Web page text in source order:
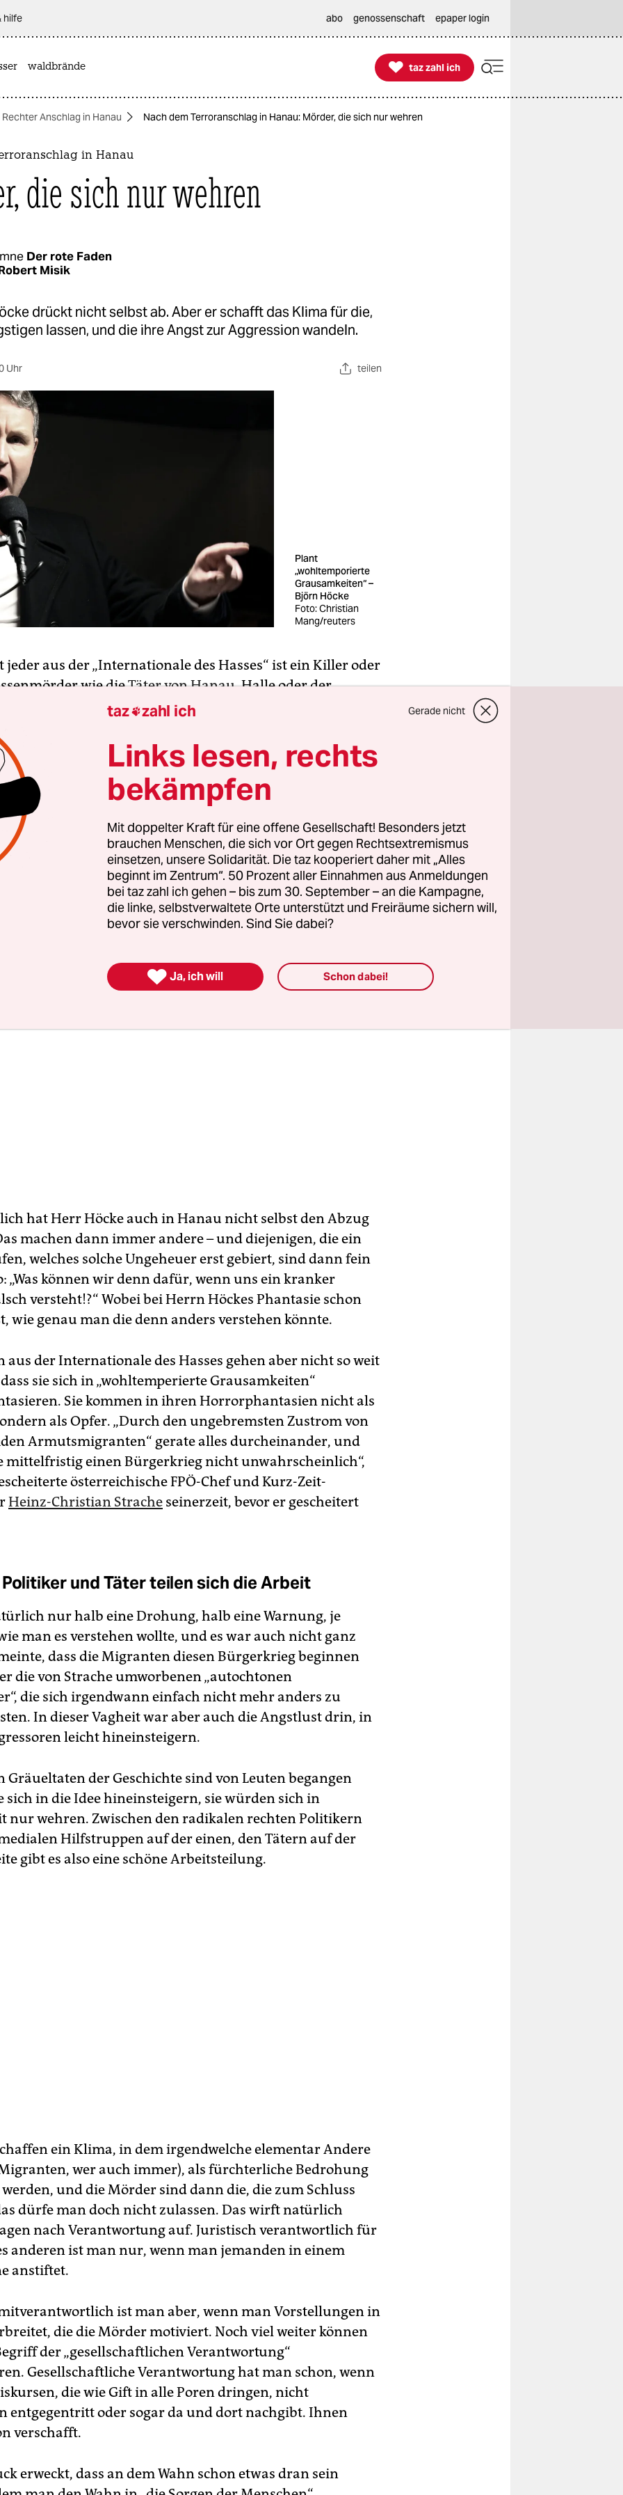
hilfe abo genossenschaft epaper login
waldbrände 
taz zahl ich
taz zahl ich
Rechter Anschlag in Hanau Nach dem Terroranschlag in Hanau: Mörder, die sich nur wehren
in Hanau
die sich nur wehren
Der rote Faden
Misik
drückt nicht selbst ab. Aber er schafft das Klima für die,
lassen, und die ihre Angst zur Aggression wandeln.
Uhr teilen
Plant
„wohltemporierte
Grausamkeiten“ –
Björn Höcke
Foto: Christian
Mang/reuters
jeder aus der „Internationale des Hasses“ ist ein Killer oder
wie dieTäter von Hanau, Halle oder der
des CDU-Politikers Walter Lübke. Manche schreiben
bringen Bücher über „den großen Austausch“ unter die
hängen Tagträumen vom Bürgerkrieg an, wie Björn Höcke,
Interview von einer künftigen ethnischen Säuberung
gekommen ist, werde eine neue Führung
ergreifen (müssen), die ihrem eigentlichen moralischen
zuwiderlaufen.“ Dabei werde man um „wohltemporierte
nicht herumkommen. Der Skandal von Thüringen ist
und FDP nichts dabei fanden, mit einem Menschen
Sache zu machen, der offen von Gewaltorgien schwärmt.
hat Herr Höcke auch in Hanau nicht selbst den Abzug
machen dann immer andere – und diejenigen, die ein
welches solche Ungeheuer erst gebiert, sind dann fein
„Was können wir denn dafür, wenn uns ein kranker
versteht!?“ Wobei bei Herrn Höckes Phantasie schon
wie genau man die denn anders verstehen könnte.
aus der Internationale des Hasses gehen aber nicht so weit
sie sich in „wohltemperierte Grausamkeiten“
Sie kommen in ihren Horrorphantasien nicht als
als Opfer. „Durch den ungebremsten Zustrom von
Armutsmigranten“ gerate alles durcheinander, und
mittelfristig einen Bürgerkrieg nicht unwahrscheinlich“,
österreichische FPÖ-Chef und Kurz-Zeit-
Heinz-Christian Strache seinerzeit, bevor er gescheitert
und Täter teilen sich die Arbeit
nur halb eine Drohung, halb eine Warnung, je
man es verstehen wollte, und es war auch nicht ganz
dass die Migranten diesen Bürgerkrieg beginnen
die von Strache umworbenen „autochtonen
die sich irgendwann einfach nicht mehr anders zu
In dieser Vagheit war aber auch die Angstlust drin, in
leicht hineinsteigern.
Gräueltaten der Geschichte sind von Leuten begangen
sich in die Idee hineinsteigern, sie würden sich in
nur wehren. Zwischen den radikalen rechten Politikern
Hilfstruppen auf der einen, den Tätern auf der
gibt es also eine schöne Arbeitsteilung.
ein Klima, in dem irgendwelche elementar Andere
wer auch immer), als fürchterliche Bedrohung
und die Mörder sind dann die, die zum Schluss
dürfe man doch nicht zulassen. Das wirft natürlich
nach Verantwortung auf. Juristisch verantwortlich für
anderen ist man nur, wenn man jemanden in einem
anstiftet.
ist man aber, wenn man Vorstellungen in
die die Mörder motiviert. Noch viel weiter können
der „gesellschaftlichen Verantwortung“
Gesellschaftliche Verantwortung hat man schon, wenn
die wie Gift in alle Poren dringen, nicht
entgegentritt oder sogar da und dort nachgibt. Ihnen
verschafft.
erweckt, dass an dem Wahn schon etwas dran sein
taz zahl ich Gerade nicht
Links lesen, rechts
bekämpfen
Mit doppelter Kraft für eine offene Gesellschaft! Besonders jetzt
brauchen Menschen, die sich vor Ort gegen Rechtsextremismus
einsetzen, unsere Solidarität. Die taz kooperiert daher mit „Alles
beginnt im Zentrum“. 50 Prozent aller Einnahmen aus Anmeldungen
bei taz zahl ich gehen – bis zum 30. September – an die Kampagne,
die linke, selbstverwaltete Orte unterstützt und Freiräume sichern will,
bevor sie verschwinden. Sind Sie dabei?
 Ja, ich will Schon dabei!